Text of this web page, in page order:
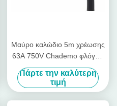
Μαύρο καλώδιο 5m χρέωσης
63A 750V Chademo φλόγα -
βαθμός UL94 β-0
καθυστερούντω
Πάρτε την καλύτερη
τιμή